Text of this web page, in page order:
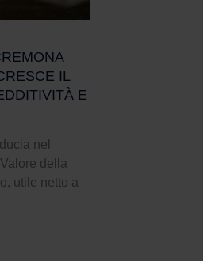
IL
E
nel
della
utile netto a